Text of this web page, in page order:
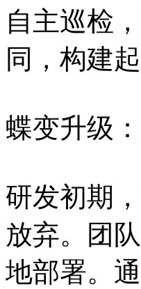
自主巡检
同，构建
蝶变升级
研发初期
放弃。团
地部署。